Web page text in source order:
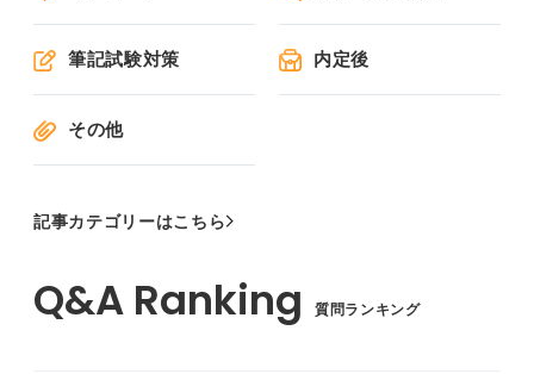
筆記試験対策 内定後
その他
記事カテゴリーはこちら
質問ランキング